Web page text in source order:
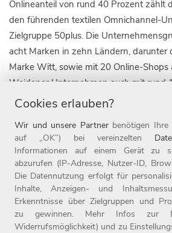
Onlineanteil von rund 40 Prozent zählt
den führenden textilen Omnichannel-
Zielgruppe 50plus. Die
acht Marken in zehn Ländern,
Marke Witt, sowie mit 20 Online-Shops
Weidener Unternehmen auch mit rund
stationären Handel vertreten. Seit Ende
Die Witt-Gruppe ist mit rund 3.700
einer der größten Arbeitgeber der
einer der beliebtesten Deutschlands
fünf Prozent der beliebtesten
1987 ist die Witt-Gruppe Teil der Otto
Informationen finden Sie unter
Cookies erlauben?
Wir und unsere Partnerbenötigen Ihre
auf „OK”) bei vereinzelten
Informationen auf einem Gerät zu
abzurufen (IP-Adresse, Nutzer-ID,
Die Datennutzung erfolgt für
Inhalte, Anzeigen- und
Erkenntnisse über Zielgruppen und
zu gewinnen. Mehr Infos zur
Widerrufsmöglichkeit) und zu